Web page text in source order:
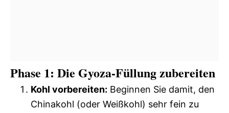
Phase 1: Die Gyoza-Füllung zubereiten
Kohl vorbereiten: Beginnen Sie damit, den
Chinakohl (oder Weißkohl) sehr fein zu